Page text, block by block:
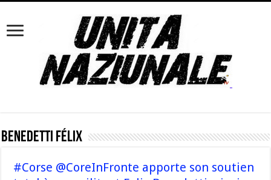
Benedetti Félix
#Corse @CoreInFronte apporte son soutien